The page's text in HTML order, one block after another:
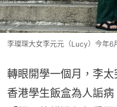
李璨琛大女李元元（Lucy）今年6
轉眼開學一個月，李
香港學生飯盒為人詬